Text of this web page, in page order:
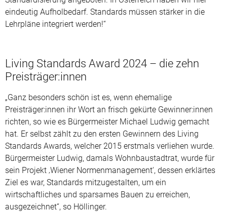
eindeutig Aufholbedarf. Standards müssen stärker in die
Lehrpläne integriert werden!“
Living Standards Award 2024 – die zehn
Preisträger:innen
„Ganz besonders schön ist es, wenn ehemalige
Preisträger:innen ihr Wort an frisch gekürte Gewinner:innen
richten, so wie es Bürgermeister Michael Ludwig gemacht
hat. Er selbst zählt zu den ersten Gewinnern des Living
Standards Awards, welcher 2015 erstmals verliehen wurde.
Bürgermeister Ludwig, damals Wohnbaustadtrat, wurde für
sein Projekt ‚Wiener Normenmanagement‘, dessen erklärtes
Ziel es war, Standards mitzugestalten, um ein
wirtschaftliches und sparsames Bauen zu erreichen,
ausgezeichnet“, so Höllinger.